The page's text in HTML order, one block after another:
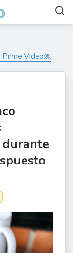
Prime Video￼